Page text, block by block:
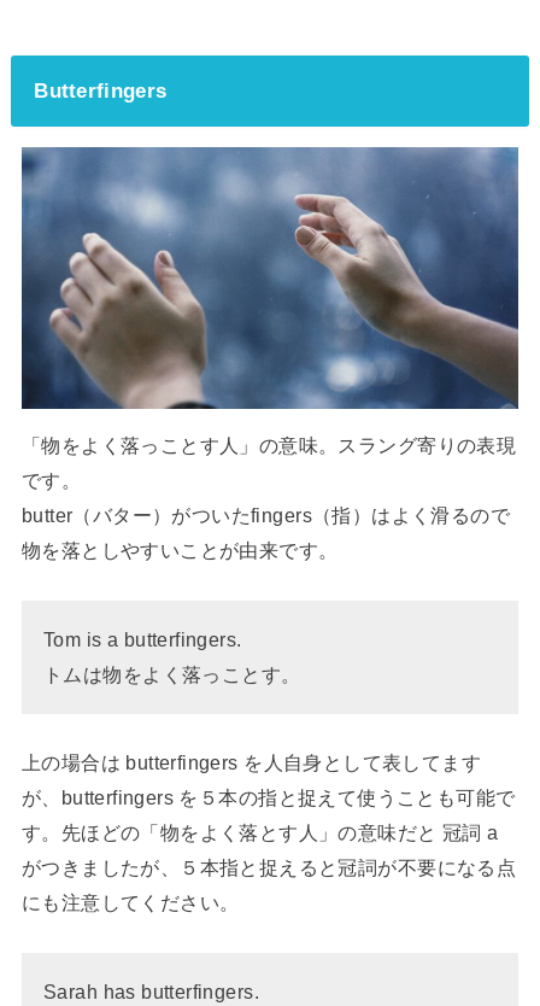
Butterfingers
「物をよく落っことす人」の意味。スラング寄りの表現
です。
butter（バター）がついたfingers（指）はよく滑るので
物を落としやすいことが由来です。
Tom is a butterfingers.
トムは物をよく落っことす。
上の場合は butterfingers を人自身として表してます
が、butterfingers を５本の指と捉えて使うことも可能で
す。先ほどの「物をよく落とす人」の意味だと 冠詞 a
がつきましたが、５本指と捉えると冠詞が不要になる点
にも注意してください。
Sarah has butterfingers.